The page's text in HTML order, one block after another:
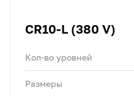
CR10-L (380 V)
Кол-во уровней
Размеры